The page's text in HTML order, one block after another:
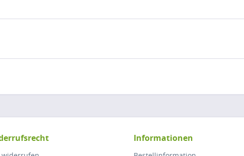
Informationen